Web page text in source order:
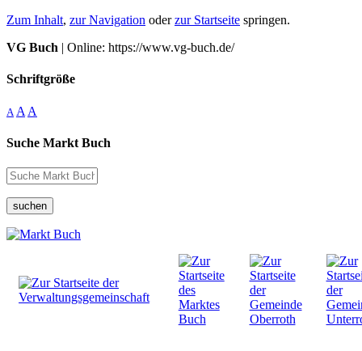
Zum Inhalt, zur Navigation oderzur Startseite springen.
VG Buch | Online: https://www.vg-buch.de/
Schriftgröße
A A A
Suche Markt Buch
suchen